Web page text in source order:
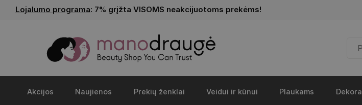
Lojalumo programa: 7% grįžta VISOMS neakcijuotoms prekėms!
Akcijos Naujienos Prekių ženklai Veidui ir kūnui Plaukams